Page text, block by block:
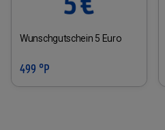
Wunschgutschein 5 Euro
499 °P